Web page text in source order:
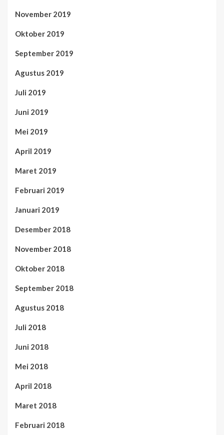
November 2019
Oktober 2019
September 2019
Agustus 2019
Juli 2019
Juni 2019
Mei 2019
April 2019
Maret 2019
Februari 2019
Januari 2019
Desember 2018
November 2018
Oktober 2018
September 2018
Agustus 2018
Juli 2018
Juni 2018
Mei 2018
April 2018
Maret 2018
Februari 2018